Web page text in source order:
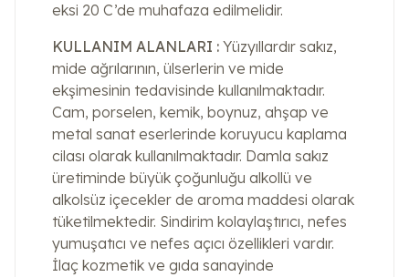
eksi 20 C’de muhafaza edilmelidir.
KULLANIM ALANLARI : Yüzyıllardır sakız,
mide ağrılarının, ülserlerin ve mide
ekşimesinin tedavisinde kullanılmaktadır.
Cam, porselen, kemik, boynuz, ahşap ve
metal sanat eserlerinde koruyucu kaplama
cilası olarak kullanılmaktadır. Damla sakız
üretiminde büyük çoğunluğu alkollü ve
alkolsüz içecekler de aroma maddesi olarak
tüketilmektedir. Sindirim kolaylaştırıcı, nefes
yumuşatıcı ve nefes açıcı özellikleri vardır.
İlaç kozmetik ve gıda sanayinde